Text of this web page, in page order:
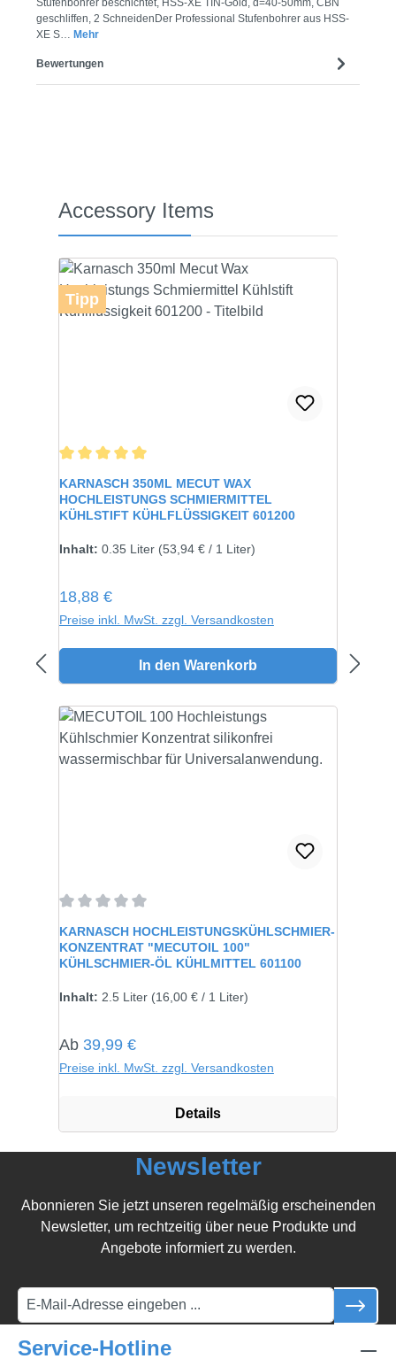
Stufenbohrer beschichtet, HSS-XE TIN-Gold, d=40-50mm, CBN
geschliffen, 2 SchneidenDer Professional Stufenbohrer aus HSS-
XE S… Mehr
Bewertungen
Produktgalerie überspringen
Accessory Items
Tipp
KARNASCH 350ML MECUT WAX
HOCHLEISTUNGS SCHMIERMITTEL
KÜHLSTIFT KÜHLFLÜSSIGKEIT 601200
Inhalt: 0.35 Liter (53,94 € / 1 Liter)
Regulärer Preis:
18,88 €
Preise inkl. MwSt. zzgl. Versandkosten
In den Warenkorb
Durchschnittliche Bewertung von 0 von 5 Sternen
KARNASCH HOCHLEISTUNGSKÜHLSCHMIER-
KONZENTRAT "MECUTOIL 100"
KÜHLSCHMIER-ÖL KÜHLMITTEL 601100
Inhalt: 2.5 Liter (16,00 € / 1 Liter)
Regulärer Preis:
Ab 39,99 €
Preise inkl. MwSt. zzgl. Versandkosten
Details
Newsletter
Abonnieren Sie jetzt unseren regelmäßig erscheinenden
Newsletter, um rechtzeitig über neue Produkte und
Angebote informiert zu werden.
Service-Hotline